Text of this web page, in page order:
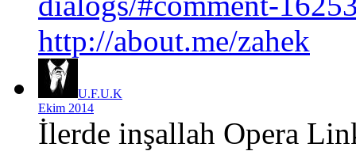
http://about.me/zahek
U.F.U.K
Ekim 2014
İlerde inşallah Opera